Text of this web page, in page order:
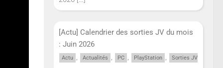
[Actu] Calendrier des sorties JV du mois
: Juin 2026
Actu , Actualités , PC , PlayStation , Sorties JV